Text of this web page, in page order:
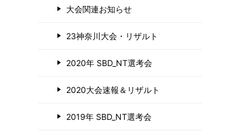
大会関連お知らせ
23神奈川大会・リザルト
2020年 SBD_NT選考会
2020大会速報＆リザルト
2019年 SBD_NT選考会